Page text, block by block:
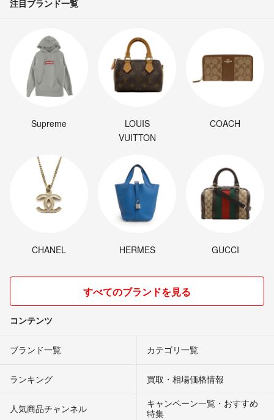
注目ブランド一覧
Supreme
LOUIS
VUITTON
COACH
CHANEL HERMES GUCCI
すべてのブランドを見る
コンテンツ
ブランド一覧 カテゴリ一覧
ランキング 買取・相場価格情報
人気商品チャンネル
キャンペーン一覧・おすすめ
特集